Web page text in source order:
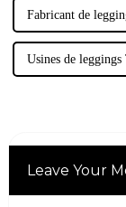
Fabricant de
Usines de leggings
Leave Your